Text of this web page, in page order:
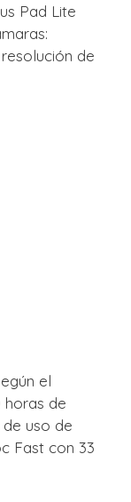
Pad Lite
de
el
horas de
de uso de
Fast con 33